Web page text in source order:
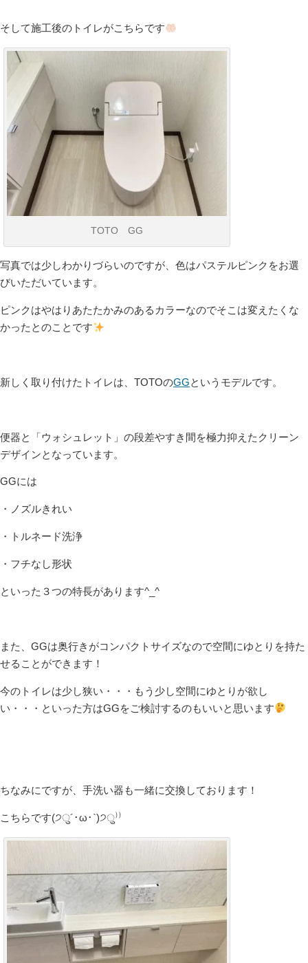
そして施工後のトイレがこちらです
TOTO GG
写真では少しわかりづらいのですが、色はパステルピンクをお選
びいただいています。
ピンクはやはりあたたかみのあるカラーなのでそこは変えたくな
かったとのことです
新しく取り付けたトイレは、TOTOのGGというモデルです。
便器と「ウォシュレット」の段差やすき間を極力抑えたクリーン
デザインとなっています。
GGには
・ノズルきれい
・トルネード洗浄
・フチなし形状
といった３つの特長があります^_^
また、GGは奥行きがコンパクトサイズなので空間にゆとりを持た
せることができます！
今のトイレは少し狭い・・・もう少し空間にゆとりが欲し
い・・・といった方はGGをご検討するのもいいと思います
ちなみにですが、手洗い器も一緒に交換しております！
こちらです(੭ु´･ω･`)੭ु⁾⁾